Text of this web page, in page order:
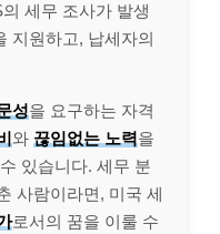
의 세무 조사가 발생
지원하고, 납세자의
성을 요구하는 자격
와 끊임없는 노력을
있습니다. 세무 분
사람이라면, 미국 세
로서의 꿈을 이룰 수